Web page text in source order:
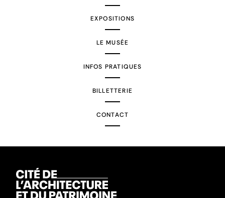
EXPOSITIONS
LE MUSÉE
INFOS PRATIQUES
BILLETTERIE
CONTACT